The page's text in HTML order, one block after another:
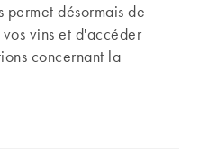
désormais de
vins et d'accéder
concernant la
pour l’app iDealwine : le scan des